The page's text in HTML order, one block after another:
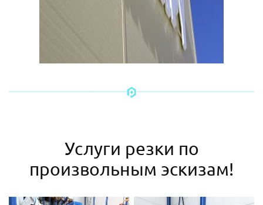
Услуги резки по
произвольным эскизам!